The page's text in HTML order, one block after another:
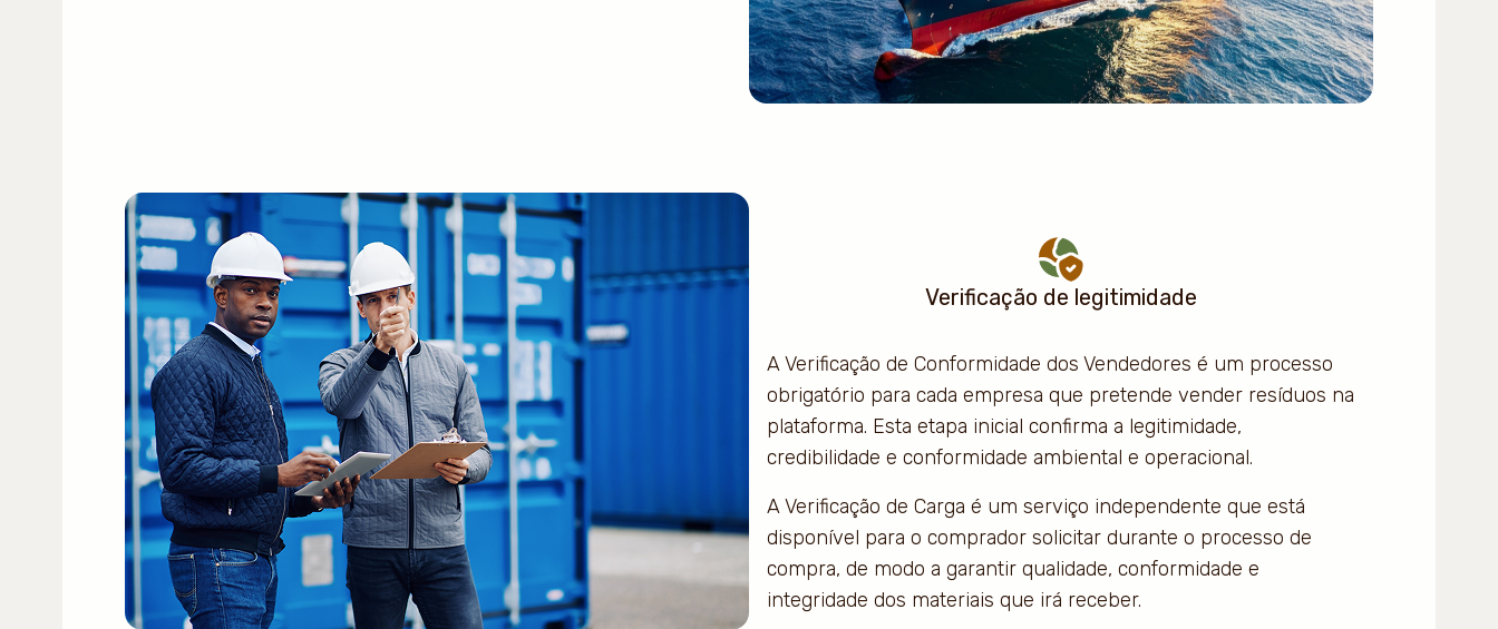
Verificação de legitimidade
A Verificação de Conformidade dos Vendedores é um processo
obrigatório para cada empresa que pretende vender resíduos na
plataforma. Esta etapa inicial confirma a legitimidade,
credibilidade e conformidade ambiental e operacional.
A Verificação de Carga é um serviço independente que está
disponível para o comprador solicitar durante o processo de
compra, de modo a garantir qualidade, conformidade e
integridade dos materiais que irá receber.